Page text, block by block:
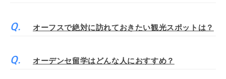
オーフスで絶対に訪れておきたい観光スポットは？
オーデンセ留学はどんな人におすすめ？